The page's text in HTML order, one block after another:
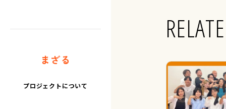
まざる
プロジェクトについて